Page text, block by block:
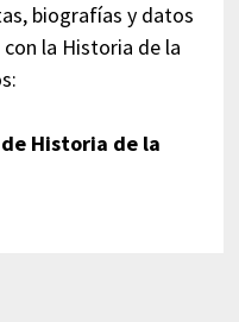
biografías y datos
la Historia de la
Historia de la